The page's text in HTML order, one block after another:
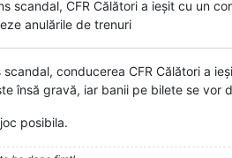
scandal, CFR Călători a ieșit cu un
anulările de trenuri
conducerea CFR Călători a
însă gravă, iar banii pe bilete se
posibila.